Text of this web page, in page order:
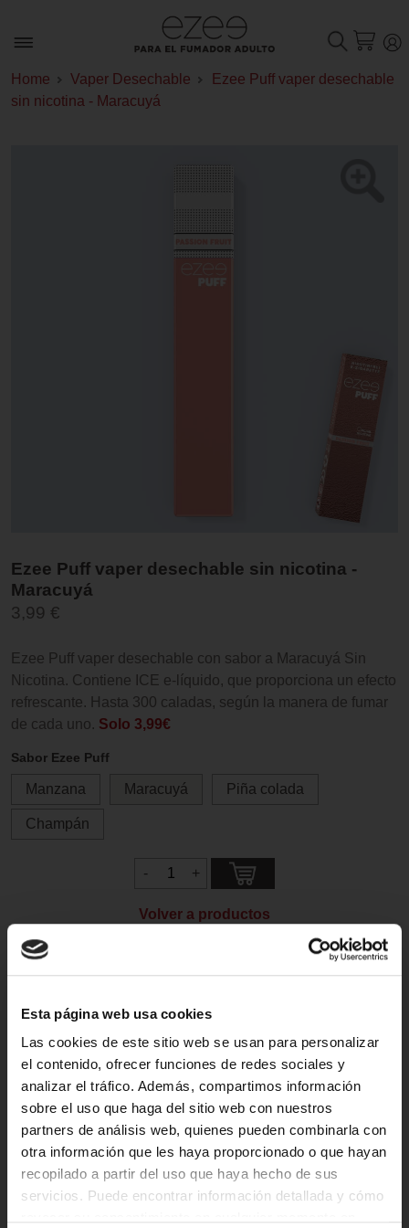
Esta página web usa cookies
Las cookies de este sitio web se usan para personalizar
el contenido, ofrecer funciones de redes sociales y
analizar el tráfico. Además, compartimos información
sobre el uso que haga del sitio web con nuestros
partners de análisis web, quienes pueden combinarla con
otra información que les haya proporcionado o que hayan
recopilado a partir del uso que haya hecho de sus
servicios. Puede encontrar información detallada y cómo
Home Vaper Desechable
Ezee Puff vaper desechable
sin nicotina - Maracuyá
Ezee Puff vaper desechable sin nicotina -
Maracuyá
3,99 €
Ezee Puff vaper desechable con sabor a Maracuyá Sin
Nicotina. Contiene ICE e-líquido, que proporciona un efecto
refrescante. Hasta 300 caladas, según la manera de fumar
de cada uno. Solo 3,99€
Sabor Ezee Puff
Manzana Maracuyá Piña colada
Champán
Volver a productos
El paquete contiene: 1 unidad. Ezee Puff
Maracuyá 0mg/ml sin nicotina.
Precargado con 1 ml de líquido sin nicotina de 0 mg/ml,
obtienes un cigarrillo electrónico desechable con
aproximadamente 300 inhalaciones. El cigarrillo electrónico
desechable Ezee Puff cuenta con una función de
inhalación automática, que proporciona la sensación de
inhalar un cigarrillo normal.